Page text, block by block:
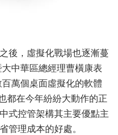
後，虛擬化戰場也逐漸蔓
中華區總經理曹橫康表
萬個桌面虛擬化的軟體
都在今年紛紛大動作的正
式控管架構其主要優點主
管理成本的好處。